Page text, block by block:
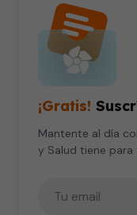
¡Gratis!
Mantente al día
y Salud tiene para